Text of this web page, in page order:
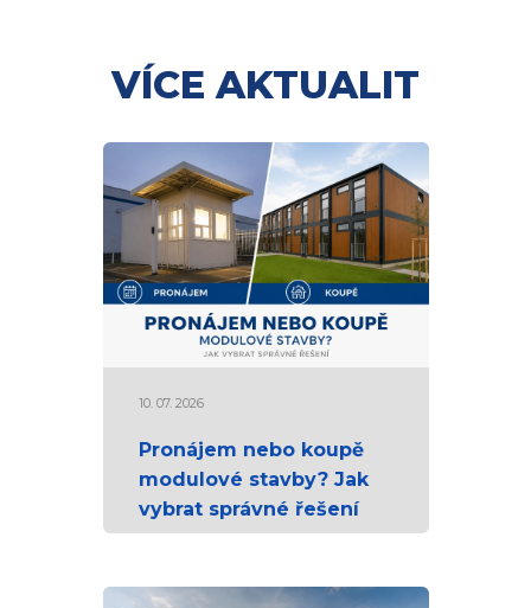
VÍCE AKTUALIT
10. 07. 2026
Pronájem nebo koupě
modulové stavby? Jak
vybrat správné řešení